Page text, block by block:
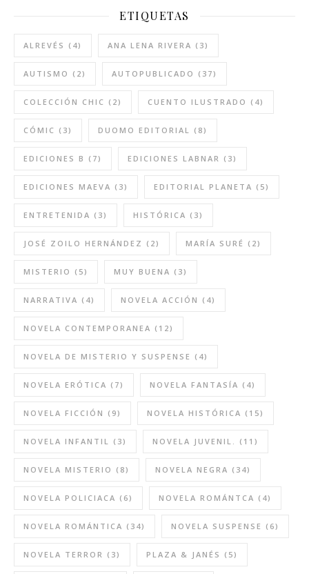
ETIQUETAS
ALREVÉS (4) ANA LENA RIVERA (3)
AUTISMO (2) AUTOPUBLICADO (37)
COLECCIÓN CHIC (2) CUENTO ILUSTRADO (4)
CÓMIC (3) DUOMO EDITORIAL (8)
EDICIONES B (7) EDICIONES LABNAR (3)
EDICIONES MAEVA (3) EDITORIAL PLANETA (5)
ENTRETENIDA (3) HISTÓRICA (3)
JOSÉ ZOILO HERNÁNDEZ (2) MARÍA SURÉ (2)
MISTERIO (5) MUY BUENA (3)
NARRATIVA (4) NOVELA ACCIÓN (4)
NOVELA CONTEMPORANEA (12)
NOVELA DE MISTERIO Y SUSPENSE (4)
NOVELA ERÓTICA (7) NOVELA FANTASÍA (4)
NOVELA FICCIÓN (9) NOVELA HISTÓRICA (15)
NOVELA INFANTIL (3) NOVELA JUVENIL. (11)
NOVELA MISTERIO (8) NOVELA NEGRA (34)
NOVELA POLICIACA (6) NOVELA ROMÁNTCA (4)
NOVELA ROMÁNTICA (34) NOVELA SUSPENSE (6)
NOVELA TERROR (3) PLAZA & JANÉS (5)